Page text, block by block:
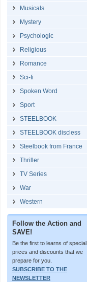
Musicals
Mystery
Psychologic
Religious
Romance
Sci-fi
Spoken Word
Sport
STEELBOOK
STEELBOOK discless
Steelbook from France
Thriller
TV Series
War
Western
Follow the Action and
SAVE!
Be the first to learns of special
prices and discounts that we
prepare for you.
SUBSCRIBE TO THE
NEWSLETTER